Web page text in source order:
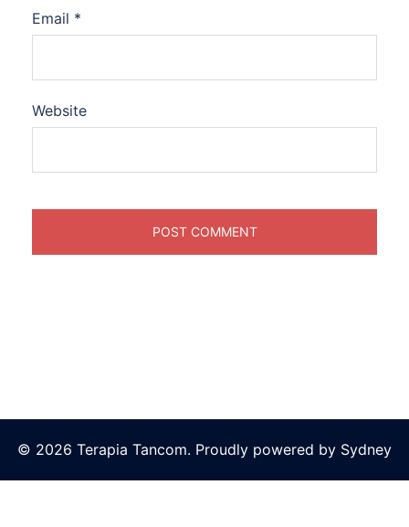
Email *
Website
© 2026 Terapia Tancom. Proudly powered by Sydney